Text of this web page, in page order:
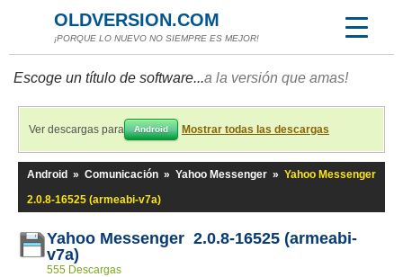
OLDVERSION.COM
¡PORQUE LO NUEVO NO SIEMPRE ES MEJOR!
Escoge un título de software...a la versión que amas!
Ver descargas para Android Mostrar todas las descargas
Android » Comunicación » Yahoo Messenger » Yahoo Messenger
2.0.8-16525 (armeabi-v7a)
Yahoo Messenger 2.0.8-16525 (armeabi-
v7a)
555 Descargas